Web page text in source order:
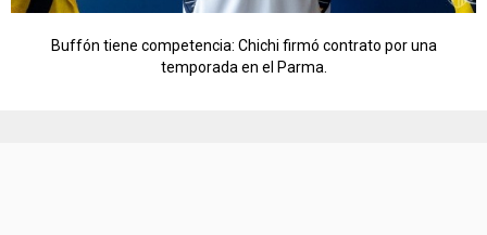
Buffón tiene competencia: Chichi firmó contrato por una
temporada en el Parma.